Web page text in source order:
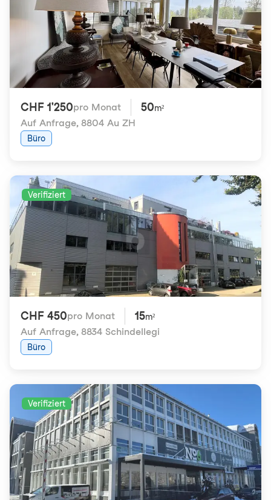
CHF 1'250pro Monat 50m²
Auf Anfrage, 8804 Au ZH
Büro
Verifiziert
CHF 450pro Monat 15m²
Auf Anfrage, 8834 Schindellegi
Büro
Verifiziert